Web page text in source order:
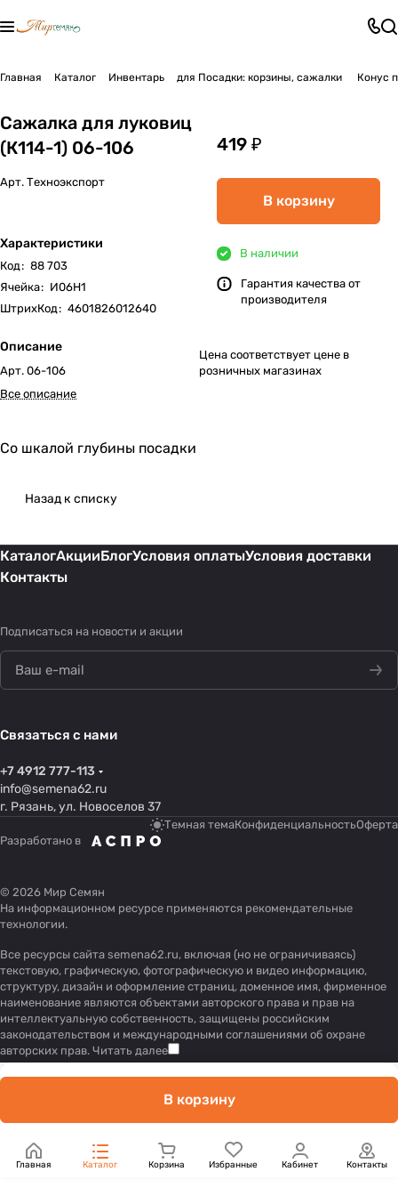
Главная Каталог Инвентарь для Посадки: корзины, сажалки Конус
Сажалка для луковиц
(К114-1) 06-106
Арт. Техноэкспорт
Характеристики
Код: 88 703
Ячейка: И06Н1
ШтрихКод: 4601826012640
Описание
Арт. 06-106
Все описание
419 ₽
В корзину
В наличии
Гарантия качества от
производителя
Цена соответствует цене в
розничных магазинах
Со шкалой глубины посадки
Назад к списку
КаталогАкцииБлогУсловия оплатыУсловия доставки
Контакты
Подписаться на новости и акции
Связаться с нами
+7 4912 777-113
info@semena62.ru
г. Рязань, ул. Новоселов 37
Темная темаКонфиденциальностьОферта
Разработано в
© 2026 Мир Семян
На информационном ресурсе применяются рекомендательные
технологии.
Все ресурсы сайта semena62.ru, включая (но не ограничиваясь)
текстовую, графическую, фотографическую и видео информацию,
структуру, дизайн и оформление страниц, доменное имя, фирменное
наименование являются объектами авторского права и прав на
интеллектуальную собственность, защищены российским
законодательством и международными соглашениями об охране
авторских прав. Читать далее
В корзину
Главная Каталог Корзина Избранные Кабинет Контакты